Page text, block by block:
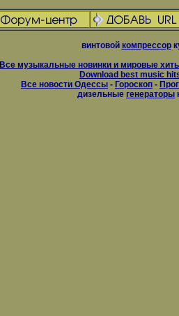
винтовой компрессор
Все музыкальные новинки и мировые
Download best music
Все новости Одессы - Гороскоп -
дизельные генераторы